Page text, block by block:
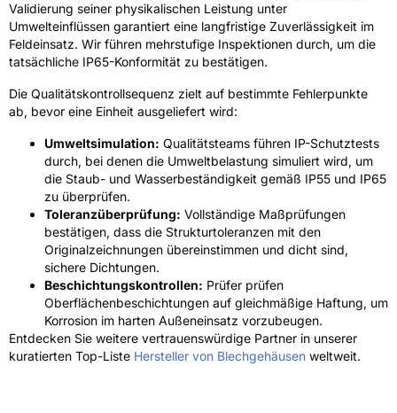
Validierung seiner physikalischen Leistung unter
Umwelteinflüssen garantiert eine langfristige Zuverlässigkeit im
Feldeinsatz. Wir führen mehrstufige Inspektionen durch, um die
tatsächliche IP65-Konformität zu bestätigen.
Die Qualitätskontrollsequenz zielt auf bestimmte Fehlerpunkte
ab, bevor eine Einheit ausgeliefert wird:
Umweltsimulation: Qualitätsteams führen IP-Schutztests
durch, bei denen die Umweltbelastung simuliert wird, um
die Staub- und Wasserbeständigkeit gemäß IP55 und IP65
zu überprüfen.
Toleranzüberprüfung: Vollständige Maßprüfungen
bestätigen, dass die Strukturtoleranzen mit den
Originalzeichnungen übereinstimmen und dicht sind,
sichere Dichtungen.
Beschichtungskontrollen: Prüfer prüfen
Oberflächenbeschichtungen auf gleichmäßige Haftung, um
Korrosion im harten Außeneinsatz vorzubeugen.
Entdecken Sie weitere vertrauenswürdige Partner in unserer
kuratierten Top-Liste Hersteller von Blechgehäusen weltweit.